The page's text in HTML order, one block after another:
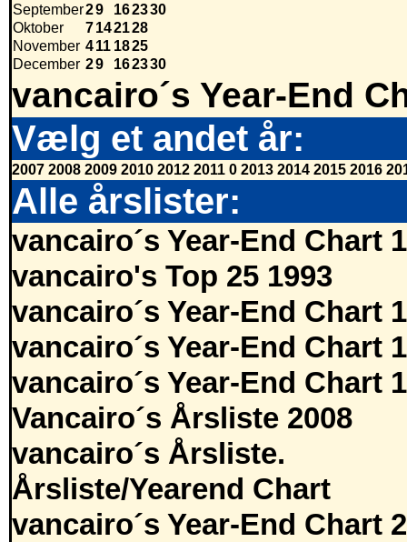
September29 162330
Oktober
7142128
November 411 1825
December 29 162330
vancairo´s Year-End
Vælg et andet år:
2007 2008 2009 2010 2012 2011 0 2013 2014 2015 2016
Alle årslister:
vancairo´s Year-End Chart
vancairo's Top 25 1993
vancairo´s Year-End Chart
vancairo´s Year-End Chart
vancairo´s Year-End Chart
Vancairo´s Årsliste 2008
vancairo´s Årsliste.
Årsliste/Yearend Chart
vancairo´s Year-End Chart